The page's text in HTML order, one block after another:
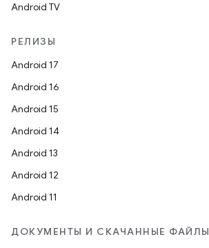
Android TV
РЕЛИЗЫ
Android 17
Android 16
Android 15
Android 14
Android 13
Android 12
Android 11
ДОКУМЕНТЫ И СКАЧАННЫЕ ФАЙЛЫ